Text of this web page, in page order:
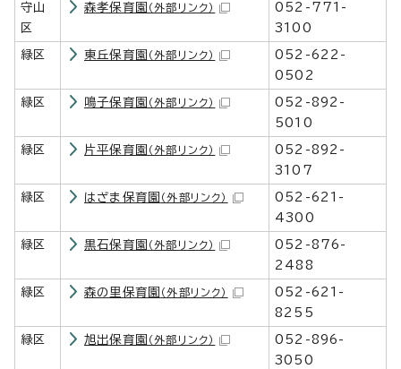
守山
区
森孝保育園 （外部リンク）
052-771-
3100
緑区 東丘保育園 （外部リンク）
052-622-
0502
緑区 鳴子保育園 （外部リンク）
052-892-
5010
緑区 片平保育園 （外部リンク）
052-892-
3107
緑区 はざま保育園 （外部リンク）
052-621-
4300
緑区 黒石保育園 （外部リンク）
052-876-
2488
緑区 森の里保育園 （外部リンク）
052-621-
8255
緑区 旭出保育園 （外部リンク）
052-896-
3050